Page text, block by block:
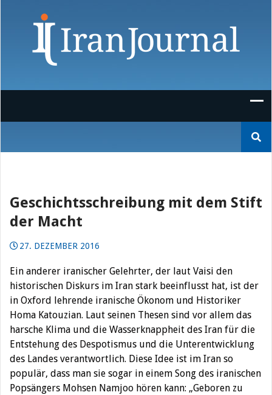
nach:
Geschichtsschreibung mit dem Stift
der Macht
27. DEZEMBER 2016
Ein anderer iranischer Gelehrter, der laut Vaisi den
historischen Diskurs im Iran stark beeinflusst hat, ist der
in Oxford lehrende iranische Ökonom und Historiker
Homa Katouzian. Laut seinen Thesen sind vor allem das
harsche Klima und die Wasserknappheit des Iran für die
Entstehung des Despotismus und die Unterentwicklung
des Landes verantwortlich. Diese Idee ist im Iran so
populär, dass man sie sogar in einem Song des iranischen
Popsängers Mohsen Namjoo hören kann: „Geboren zu